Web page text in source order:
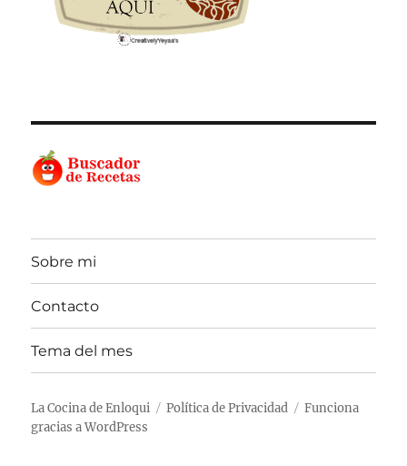
Sobre mi
Contacto
Tema del mes
La Cocina de Enloqui Política de Privacidad
Funciona
gracias a WordPress